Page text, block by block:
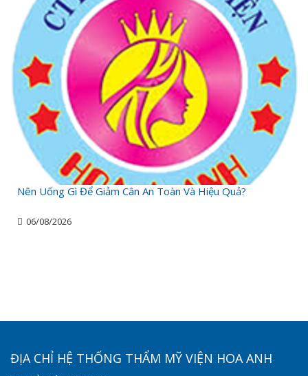
Nên Uống Gì Để Giảm Cân An Toàn Và Hiệu Quả?
06/08/2026
ĐỊA CHỈ HỆ THỐNG THẨM MỸ VIỆN HOA ANH